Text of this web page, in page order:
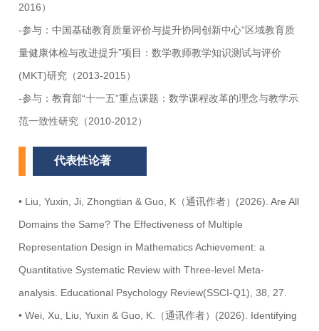
2016）
-参与：中国基础教育质量评价与提升协同创新中心“区域教育质
量健康体检与改进提升”项目：数学教师教学知识测试与评价
(MKT)研究（2013-2015）
-参与：教育部“十一五”重点课题：数学课程改革的理念与教学示
范一致性研究（2010-2012）
代表性论著
• Liu, Yuxin, Ji, Zhongtian & Guo, K（通讯作者）(2026). Are All
Domains the Same? The Effectiveness of Multiple
Representation Design in Mathematics Achievement: a
Quantitative Systematic Review with Three-level Meta-
analysis. Educational Psychology Review(SSCI-Q1), 38, 27.
• Wei, Xu, Liu, Yuxin & Guo, K.（通讯作者）(2026). Identifying